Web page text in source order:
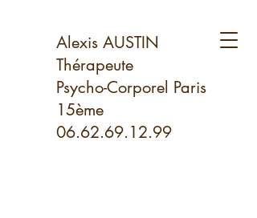
Alexis AUSTIN
Thérapeute
Psycho-Corporel Paris
15ème
06.62.69.12.99